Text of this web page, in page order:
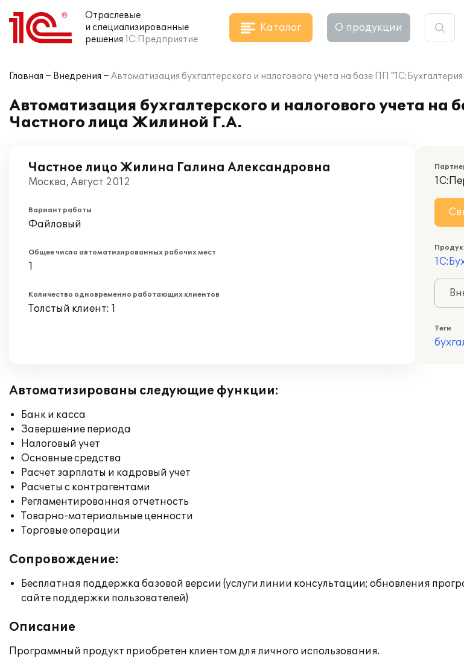
Отраслевые
и специализированные
решения 1С:Предприятие
Каталог О продукции
Главная Внедрения Автоматизация бухгалтерского и налогового учета на базе ПП
Автоматизация бухгалтерского и налогового учета
Частного лица Жилиной Г.А.
Частное лицо Жилина Галина Александровна
Москва, Август 2012
Вариант работы
Файловый
Общее число автоматизированных рабочих мест
1
Количество одновременно работающих клиентов
Толстый клиент: 1
Теги
Автоматизированы следующие функции:
Банк и касса
Завершение периода
Налоговый учет
Основные средства
Расчет зарплаты и кадровый учет
Расчеты с контрагентами
Регламентированная отчетность
Товарно-материальные ценности
Торговые операции
Сопровождение:
Бесплатная поддержка базовой версии (услуги линии консультации; обновления
сайте поддержки пользователей)
Описание
Программный продукт приобретен клиентом для личного использования.